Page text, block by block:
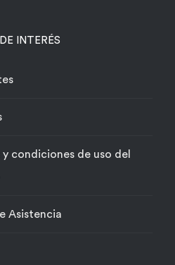
INTERÉS
y condiciones de uso del
Asistencia